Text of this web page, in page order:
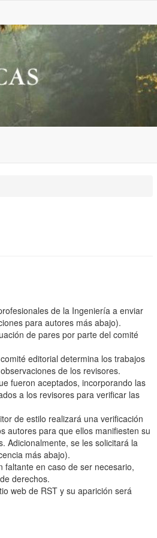
de la Ingeniería a enviar
para autores más abajo).
de pares por parte del comité
editorial determina los trabajos
de los revisores.
fueron aceptados, incorporando las
a los revisores para verificar las
de estilo realizará una verificación
autores para que ellos manifiesten su
Adicionalmente, se les solicitará la
más abajo).
en caso de ser necesario,
derechos.
web de RST y su aparición será